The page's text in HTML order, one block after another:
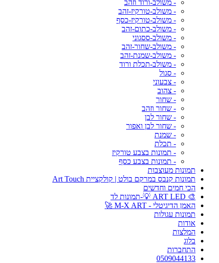
- משולב-ורוד וזהב
- משולב-טורקיז-זהב
- משולב-טורקיז-כסף
- משולב-כתום-זהב
- משולב-ססגוני
- משולב-שחור-זהב
- משולב-שמנת-זהב
- משולב-תכלת ורוד
- סגול
- צבעוני
- צהוב
- שחור
- שחור וזהב
- שחור לבן
- שחור לבן ואפור
- שמנת
- תכלת
- תמונות בצבע טורקיז
- תמונות בצבע כסף
תמונות מעוצבות
תמונות קנבס במרקם בולט | קולקציית Art Touch
הכי חמים וחדשים
🎨 ART LED 💡-תמונות לד
האמן הדיגיטלי - M-X ART 🚀
תמונות עגולות
אודות
המלצות
בלוג
התחברות
0509044133